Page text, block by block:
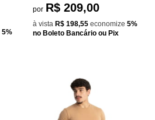
5%
por R$ 209,00
à vista R$ 198,55 economize 5%
no Boleto Bancário ou Pix